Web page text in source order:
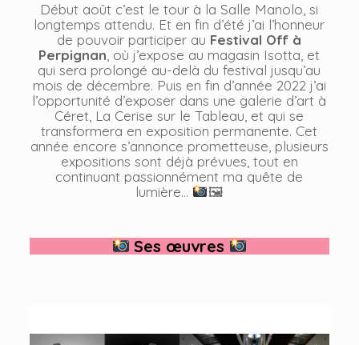
Début août c’est le tour à la Salle Manolo, si
longtemps attendu. Et en fin d’été j’ai l’honneur
de pouvoir participer au Festival Off à
Perpignan , où j’expose au magasin Isotta, et
qui sera prolongé au-delà du festival jusqu’au
mois de décembre. Puis en fin d’année 2022 j’ai
l’opportunité d’exposer dans une galerie d’art à
Céret, La Cerise sur le Tableau, et qui se
transformera en exposition permanente. Cet
année encore s’annonce prometteuse, plusieurs
expositions sont déjà prévues, tout en
continuant passionnément ma quête de
lumière…
🖼
Ses œuvres